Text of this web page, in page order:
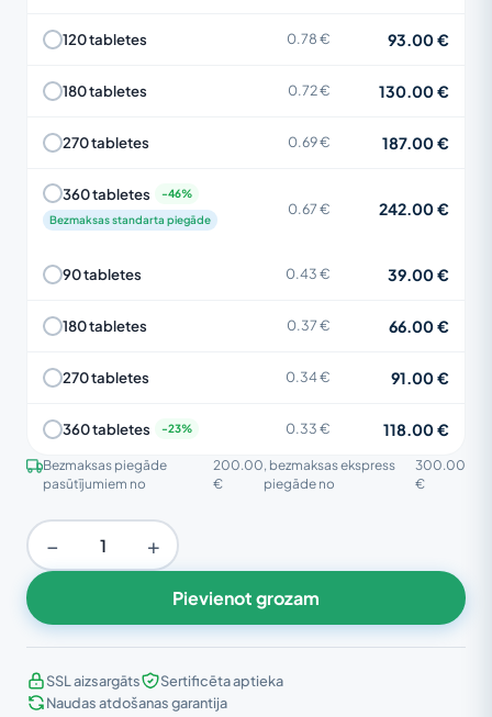
120 tabletes 0.78 € 93.00 €
180 tabletes 0.72 € 130.00 €
270 tabletes 0.69 € 187.00 €
360 tabletes
Bezmaksas standarta piegāde
0.67 € 242.00 €
90 tabletes 0.43 € 39.00 €
180 tabletes 0.37 € 66.00 €
270 tabletes 0.34 € 91.00 €
360 tabletes 0.33 € 118.00 €
Bezmaksas piegāde
pasūtījumiem no
200.00
€
, bezmaksas ekspress
piegāde no
300.00
€
− +
Pievienot grozam
SSL aizsargāts
Sertificēta aptieka
Naudas atdošanas garantija